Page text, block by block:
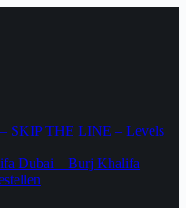
SKIP THE LINE – Levels
Dubai – Burj Khalifa